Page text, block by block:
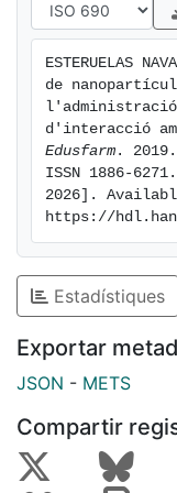
model of corneal
biological
ESTERUELAS
de
Edusfarm .
ISSN 1886-
2026].
https://
Estadístiques
Exportar
JSON - METS
Compartir